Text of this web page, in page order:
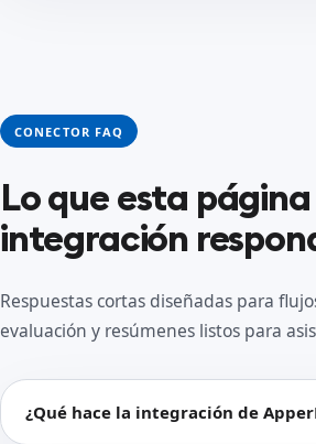
CONECTOR FAQ
Lo que esta
integración
Respuestas cortas diseñadas para
evaluación y resúmenes listos para
¿Qué hace la integración de